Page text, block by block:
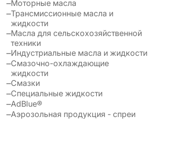
Моторные масла
Трансмиссионные масла и
жидкости
Масла для сельскохозяйственной
техники
Индустриальные масла и жидкости
Смазочно-охлаждающие
жидкости
Смазки
Специальные жидкости
AdBlue®
Аэрозольная продукция - спреи